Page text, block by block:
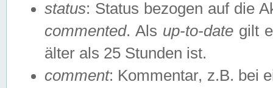
status: Status bezogen auf die
commented. Als up-to-date gilt
älter als 25 Stunden ist.
comment: Kommentar, z.B. bei